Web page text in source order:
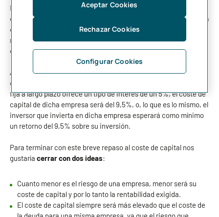
De todas las variables que se utilizan en el cálculo del coste de
capital, la que presenta más dificultades para su obtención es la
que corresponde a la prima de riesgo, que representa la
rentabilidad adicional al activo libre de riesgo que se le debe
exigir a una inversión en función de su riesgo.
A modo de ejemplo, si consideramos una empresa cotizada
con una Beta del 0,90 y una prima de riesgo del 5%, y si la renta
fija a largo plazo ofrece un tipo de interés de un 5%, el coste de
capital de dicha empresa será del 9,5%, o, lo que es lo mismo, el
inversor que invierta en dicha empresa esperará como mínimo
un retorno del 9,5% sobre su inversión.
Para terminar con este breve repaso al coste de capital nos
gustaría cerrar con dos ideas:
Cuanto menor es el riesgo de una empresa, menor será su
coste de capital y por lo tanto la rentabilidad exigida.
El coste de capital siempre será más elevado que el coste de
Configurar Cookies
Rechazar Cookies
Aceptar Cookies